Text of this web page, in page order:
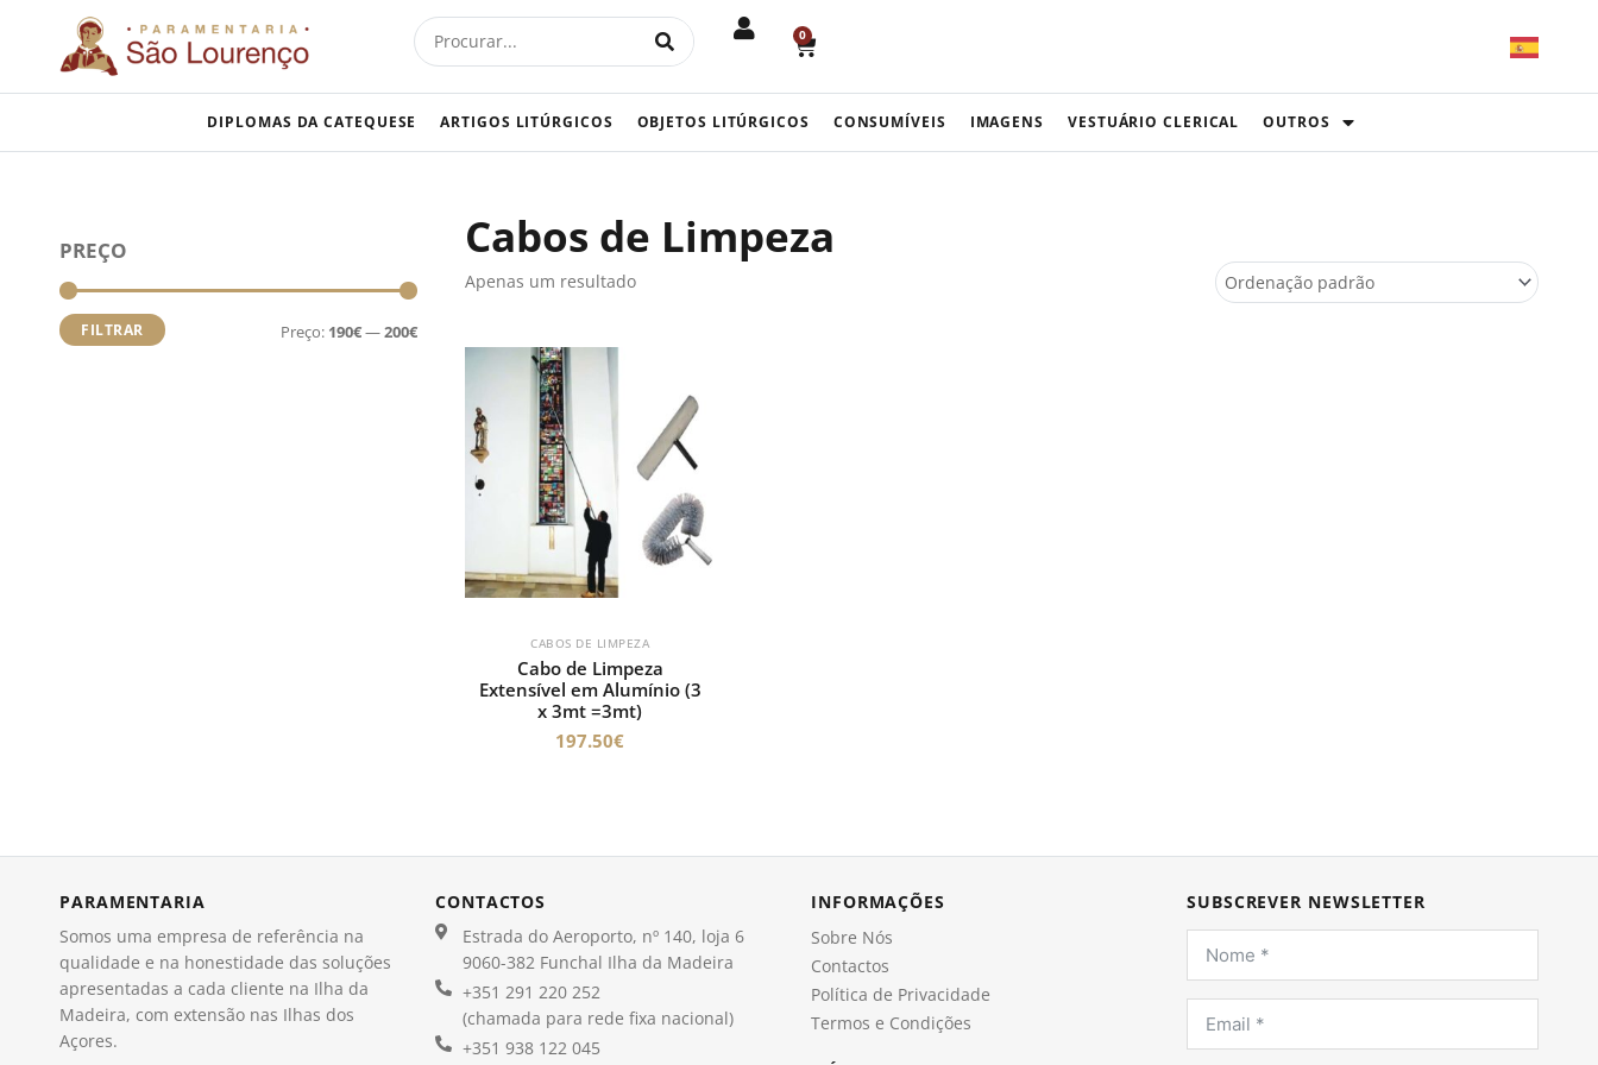
content
Procurar 0
CART
DIPLOMAS DA CATEQUESE ARTIGOS LITÚRGICOS OBJETOS LITÚRGICOS CONSUMÍVEIS IMAGENS VESTUÁRIO CLERICAL OUTROS
PREÇO
FILTRAR Preço: 190€—200€
Cabos de Limpeza
Apenas um resultado
CABOS DE LIMPEZA
Cabo de Limpeza
Extensível em Alumínio (3
x 3mt =3mt)
197.50€
PARAMENTARIA
Somos uma empresa de referência na
qualidade e na honestidade das soluções
apresentadas a cada cliente na Ilha da
Madeira, com extensão nas Ilhas dos
Açores.
CONTACTOS
Estrada do Aeroporto, nº 140, loja 6
9060-382 Funchal Ilha da Madeira
+351 291 220 252
(chamada para rede fixa nacional)
+351 938 122 045
INFORMAÇÕES
Sobre Nós
Contactos
Política de Privacidade
Termos e Condições
SUBSCREVER NEWSLETTER